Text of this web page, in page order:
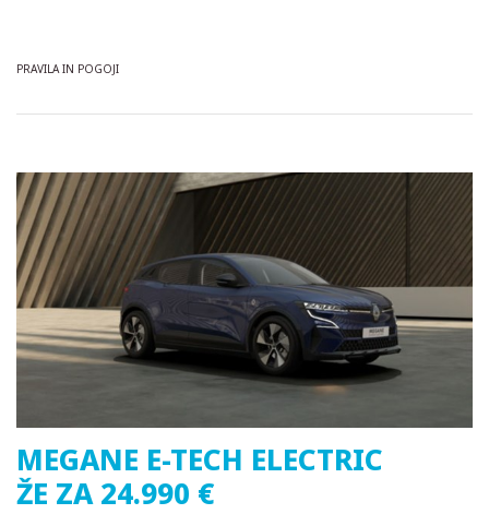
PRAVILA IN POGOJI
MEGANE E-TECH ELECTRIC
ŽE ZA 24.990 €